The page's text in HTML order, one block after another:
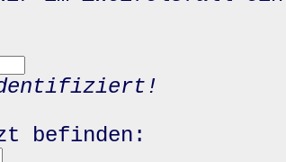
identifiziert!
befinden: